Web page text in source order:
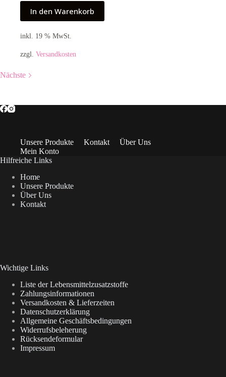
In den Warenkorb
inkl. 19 % MwSt.
zzgl. Versandkosten
Nächste
Unsere Produkte Kontakt
Über Uns
Mein Konto
Hilfreiche Links
Home
Unsere Produkte
Über Uns
Kontakt
Wichtige Links
Liste der Lebensmittelzusatzstoffe
Zahlungsinformationen
Versandkosten & Lieferzeiten
Datenschutzerklärung
Allgemeine Geschäftsbedingungen
Widerrufsbeleherung
Rücksendeformular
Impressum